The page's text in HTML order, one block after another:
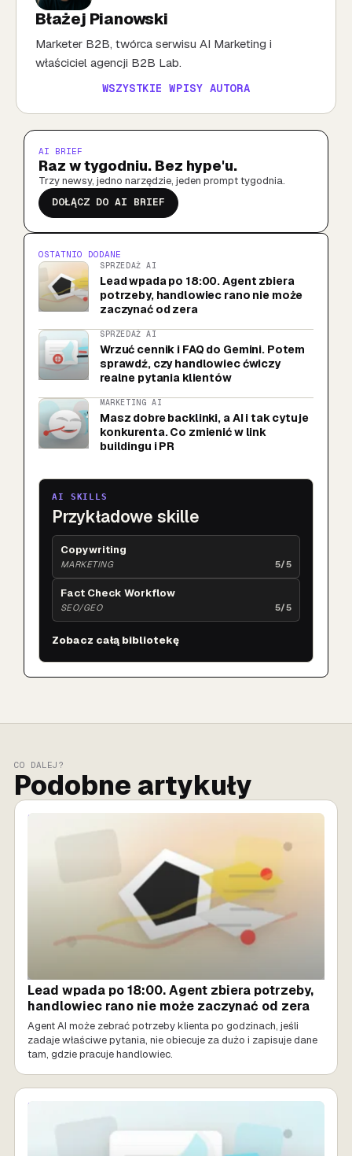
Błażej Pianowski
Marketer B2B, twórca serwisu AI Marketing i
właściciel agencji B2B Lab.
WSZYSTKIE WPISY AUTORA
AI BRIEF
Raz w tygodniu. Bez hype'u.
Trzy newsy, jedno narzędzie, jeden prompt tygodnia.
DOŁĄCZ DO AI BRIEF
OSTATNIO DODANE
SPRZEDAŻ AI
Lead wpada po 18:00. Agent zbiera
potrzeby, handlowiec rano nie może
zaczynać od zera
SPRZEDAŻ AI
Wrzuć cennik i FAQ do Gemini. Potem
sprawdź, czy handlowiec ćwiczy
realne pytania klientów
MARKETING AI
Masz dobre backlinki, a AI i tak cytuje
konkurenta. Co zmienić w link
buildingu i PR
AI SKILLS
Przykładowe skille
Copywriting
MARKETING 5/5
Fact Check Workflow
SEO/GEO 5/5
Zobacz całą bibliotekę
CO DALEJ?
Podobne artykuły
SPRZEDAŻ AI
Lead wpada po 18:00. Agent zbiera potrzeby,
handlowiec rano nie może zaczynać od zera
Agent AI może zebrać potrzeby klienta po godzinach, jeśli
zadaje właściwe pytania, nie obiecuje za dużo i zapisuje dane
tam, gdzie pracuje handlowiec.
SPRZEDAŻ AI